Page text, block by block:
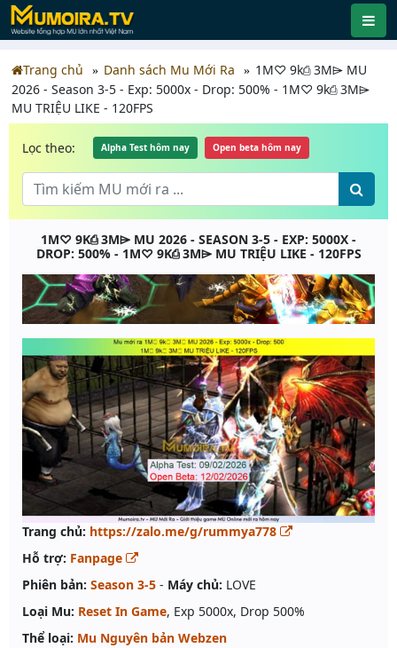
Trang chủ Danh sách Mu Mới Ra
1M♡ 9k⎙ 3M⌲ MU
2026 - Season 3-5 - Exp: 5000x - Drop: 500% - 1M♡ 9k⎙ 3M⌲
MU TRIỆU LIKE - 120FPS
Lọc theo: Alpha Test hôm nay Open beta hôm nay
1M♡ 9K⎙ 3M⌲ MU 2026 - SEASON 3-5 - EXP: 5000X -
DROP: 500% - 1M♡ 9K⎙ 3M⌲ MU TRIỆU LIKE - 120FPS
Trang chủ: https://zalo.me/g/rummya778
Hỗ trợ: Fanpage
Phiên bản: Season 3-5 - Máy chủ: LOVE
Loại Mu: Reset In Game, Exp 5000x, Drop 500%
Thể loại: Mu Nguyên bản Webzen